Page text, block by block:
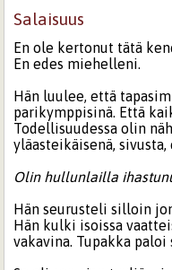
Salaisuus
En ole kertonut tätä
En edes miehelleni.
Hän luulee, että
parikymppisinä. Että
Todellisuudessa olin
yläasteikäisenä, sivusta,
Olin hullunlailla
Hän seurusteli silloin
Hän kulki isoissa
vakavina. Tupakka paloi